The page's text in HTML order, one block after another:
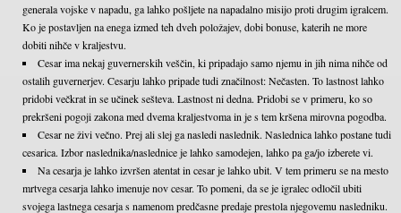
generala vojske v napadu, ga lahko pošljete na napadalno misijo proti drugim igralcem.
Ko je postavljen na enega izmed teh dveh položajev, dobi bonuse, katerih ne more
dobiti nihče v kraljestvu.
Cesar ima nekaj guvernerskih veščin, ki pripadajo samo njemu in jih nima nihče od
ostalih guvernerjev. Cesarju lahko pripade tudi značilnost: Nečasten. To lastnost lahko
pridobi večkrat in se učinek sešteva. Lastnost ni dedna. Pridobi se v primeru, ko so
prekršeni pogoji zakona med dvema kraljestvoma in je s tem kršena mirovna pogodba.
Cesar ne živi večno. Prej ali slej ga nasledi naslednik. Naslednica lahko postane tudi
cesarica. Izbor naslednika/naslednice je lahko samodejen, lahko pa ga/jo izberete vi.
Na cesarja je lahko izvršen atentat in cesar je lahko ubit. V tem primeru se na mesto
mrtvega cesarja lahko imenuje nov cesar. To pomeni, da se je igralec odločil ubiti
svojega lastnega cesarja s namenom predčasne predaje prestola njegovemu nasledniku.